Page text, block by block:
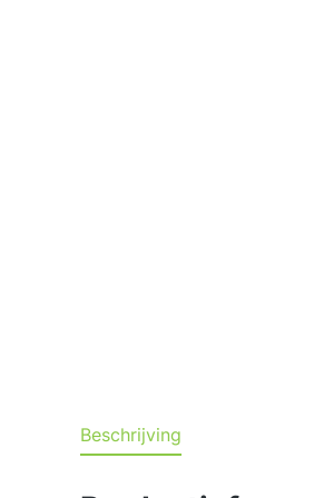
Beschrijving